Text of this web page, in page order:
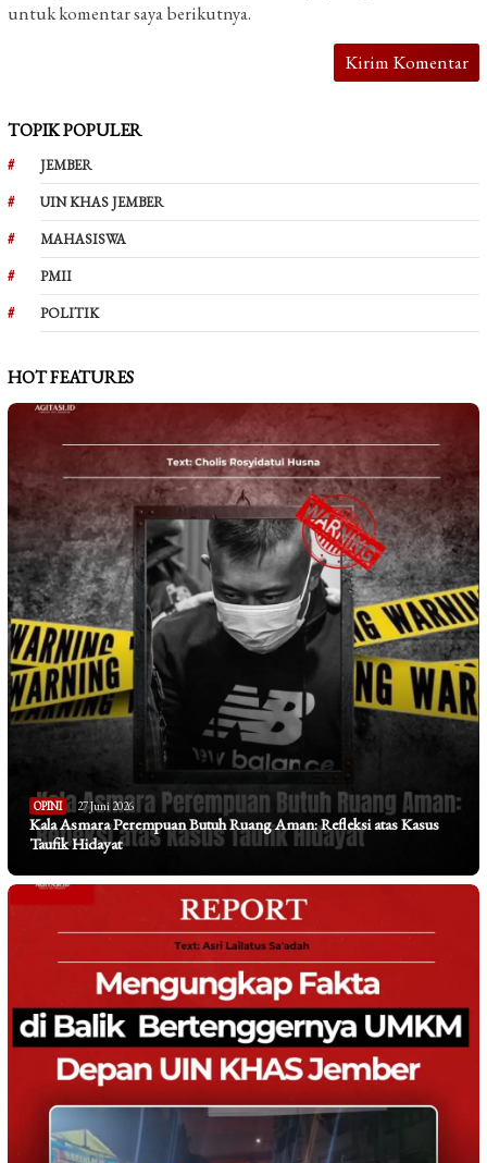
untuk komentar saya berikutnya.
TOPIK POPULER
JEMBER
UIN KHAS JEMBER
MAHASISWA
PMII
POLITIK
HOT FEATURES
OPINI 27 Juni 2026
Kala Asmara Perempuan Butuh Ruang Aman: Refleksi atas Kasus
Taufik Hidayat